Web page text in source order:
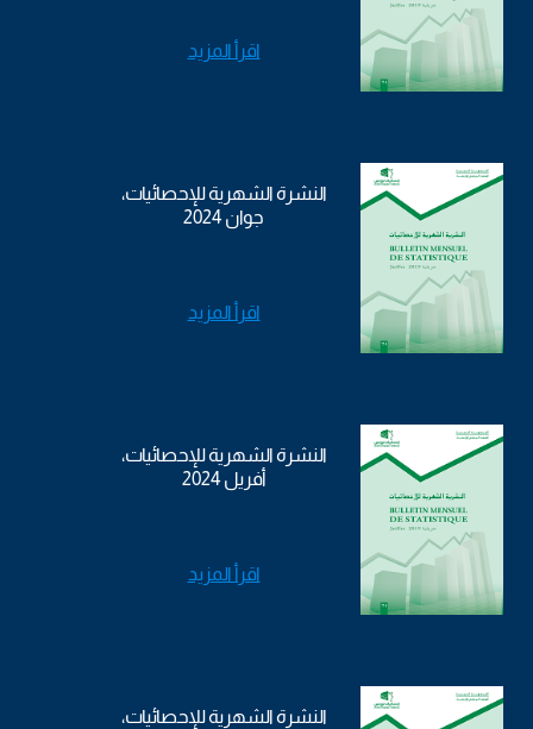
اقرأ المزيد
النشرة الشهرية للإحصائيات،
جوان 2024
اقرأ المزيد
النشرة الشهرية للإحصائيات،
أفريل 2024
اقرأ المزيد
النشرة الشهرية للإحصائيات،